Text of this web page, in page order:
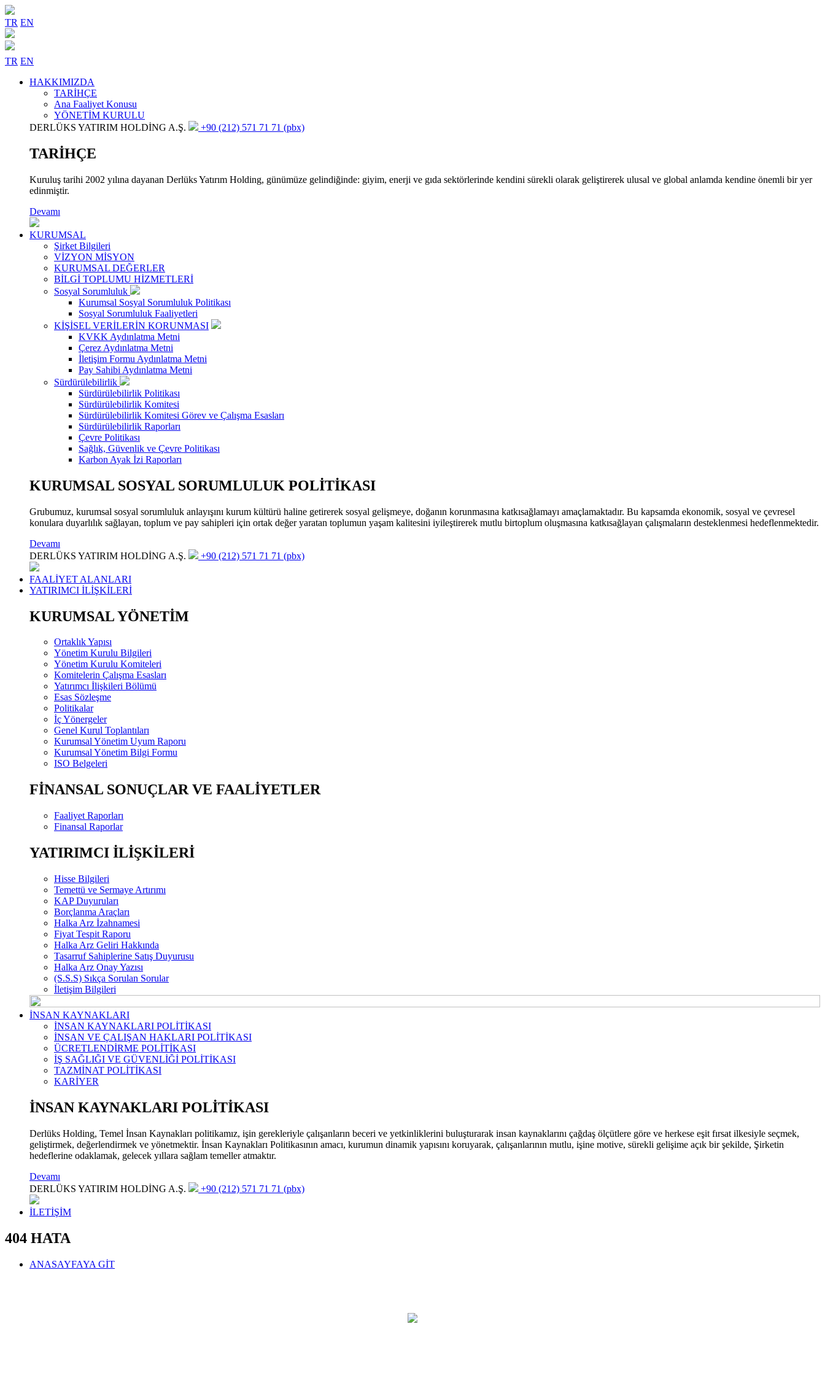
TR EN
TR EN
HAKKIMIZDA
TARİHÇE
Ana Faaliyet Konusu
YÖNETİM KURULU
DERLÜKS YATIRIM HOLDİNG A.Ş.
+90 (212) 571 71 71 (pbx)
TARİHÇE
Kuruluş tarihi 2002 yılına dayanan Derlüks Yatırım Holding, günümüze gelindiğinde: giyim, enerji ve gıda sektörlerinde kendini sürekli olarak geliştirerek ulusal ve global anlamda kendine önemli bir yer
edinmiştir.
Devamı
KURUMSAL
Şirket Bilgileri
VİZYON MİSYON
KURUMSAL DEĞERLER
BİLGİ TOPLUMU HİZMETLERİ
Sosyal Sorumluluk
Kurumsal Sosyal Sorumluluk Politikası
Sosyal Sorumluluk Faaliyetleri
KİŞİSEL VERİLERİN KORUNMASI
KVKK Aydınlatma Metni
Çerez Aydınlatma Metni
İletişim Formu Aydınlatma Metni
Pay Sahibi Aydınlatma Metni
Sürdürülebilirlik
Sürdürülebilirlik Politikası
Sürdürülebilirlik Komitesi
Sürdürülebilirlik Komitesi Görev ve Çalışma Esasları
Sürdürülebilirlik Raporları
Çevre Politikası
Sağlık, Güvenlik ve Çevre Politikası
Karbon Ayak İzi Raporları
KURUMSAL SOSYAL SORUMLULUK POLİTİKASI
Grubumuz, kurumsal sosyal sorumluluk anlayışını kurum kültürü haline getirerek sosyal gelişmeye, doğanın korunmasına katkısağlamayı amaçlamaktadır. Bu kapsamda ekonomik, sosyal ve çevresel
konulara duyarlılık sağlayan, toplum ve pay sahipleri için ortak değer yaratan toplumun yaşam kalitesini iyileştirerek mutlu birtoplum oluşmasına katkısağlayan çalışmaların desteklenmesi hedeflenmektedir.
Devamı
DERLÜKS YATIRIM HOLDİNG A.Ş.
+90 (212) 571 71 71 (pbx)
FAALİYET ALANLARI
YATIRIMCI İLİŞKİLERİ
KURUMSAL YÖNETİM
Ortaklık Yapısı
Yönetim Kurulu Bilgileri
Yönetim Kurulu Komiteleri
Komitelerin Çalışma Esasları
Yatırımcı İlişkileri Bölümü
Esas Sözleşme
Politikalar
İç Yönergeler
Genel Kurul Toplantıları
Kurumsal Yönetim Uyum Raporu
Kurumsal Yönetim Bilgi Formu
ISO Belgeleri
FİNANSAL SONUÇLAR VE FAALİYETLER
Faaliyet Raporları
Finansal Raporlar
YATIRIMCI İLİŞKİLERİ
Hisse Bilgileri
Temettü ve Sermaye Artırımı
KAP Duyuruları
Borçlanma Araçları
Halka Arz İzahnamesi
Fiyat Tespit Raporu
Halka Arz Geliri Hakkında
Tasarruf Sahiplerine Satış Duyurusu
Halka Arz Onay Yazısı
(S.S.S) Sıkça Sorulan Sorular
İletişim Bilgileri
İNSAN KAYNAKLARI
İNSAN KAYNAKLARI POLİTİKASI
İNSAN VE ÇALIŞAN HAKLARI POLİTİKASI
ÜCRETLENDİRME POLİTİKASI
İŞ SAĞLIĞI VE GÜVENLİĞİ POLİTİKASI
TAZMİNAT POLİTİKASI
KARİYER
İNSAN KAYNAKLARI POLİTİKASI
Derlüks Holding, Temel İnsan Kaynakları politikamız, işin gerekleriyle çalışanların beceri ve yetkinliklerini buluşturarak insan kaynaklarını çağdaş ölçütlere göre ve herkese eşit fırsat ilkesiyle seçmek,
geliştirmek, değerlendirmek ve yönetmektir. İnsan Kaynakları Politikasının amacı, kurumun dinamik yapısını koruyarak, çalışanlarının mutlu, işine motive, sürekli gelişime açık bir şekilde, Şirketin
hedeflerine odaklamak, gelecek yıllara sağlam temeller atmaktır.
Devamı
DERLÜKS YATIRIM HOLDİNG A.Ş.
+90 (212) 571 71 71 (pbx)
İLETİŞİM
404 HATA
ANASAYFAYA GİT